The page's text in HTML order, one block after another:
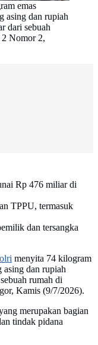
emas
asing dan rupiah
dari sebuah
2 Nomor 2,
Rp 476 miliar di
TPPU, termasuk
dan tersangka
menyita 74 kilogram
asing dan rupiah
rumah di
Kamis (9/7/2026).
merupakan bagian
tindak pidana